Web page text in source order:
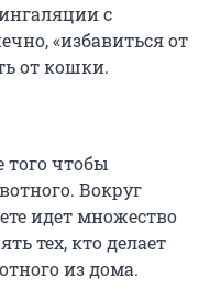
с
«избавиться от
от кошки.
того чтобы
Вокруг
идет множество
тех, кто делает
из дома.